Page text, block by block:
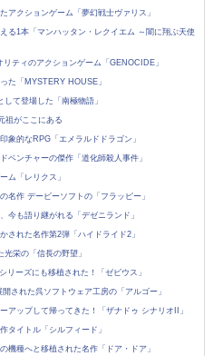
アクションゲーム「夢幻戦士ヴァリス」
る1本「マンハッタン・レクイエム ～闇に翔ぶ天使
ティのアクションゲーム「GENOCIDE」
た「MYSTERY HOUSE」
て登場した「南極物語」
祖がここにある
象的なRPG「エメラルドドラゴン」
ベンチャーの傑作「道化師殺人事件」
ム「レリクス」
名作 デービーソフトの「フラッピー」
今も語り継がれる「デゼニランド」
された名作第2弾「ハイドライド2」
栄の「信長の野望」
リーズにも移植された！「ゼビウス」
された呉ソフトウェア工房の「アルゴー」
アップして帰ってきた！「ザナドゥ シナリオII」
タイトル「シルフィード」
機種へと移植された名作「ドア・ドア」